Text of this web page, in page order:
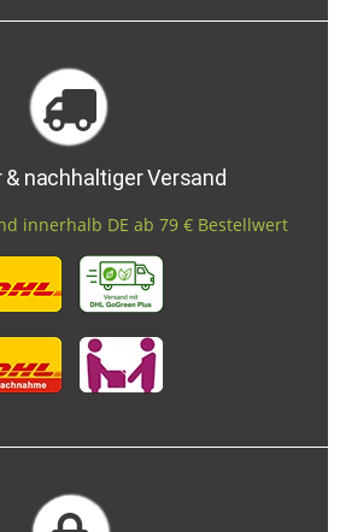
& nachhaltiger Versand
innerhalb DE ab 79 € Bestellwert